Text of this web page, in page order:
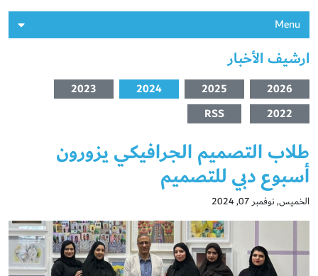
Menu
ارشيف الأخبار
2026
2025
2024
2023
2022
RSS
طلاب التصميم الجرافيكي يزورون
أسبوع دبي للتصميم
الخميس, نوفمبر 07, 2024